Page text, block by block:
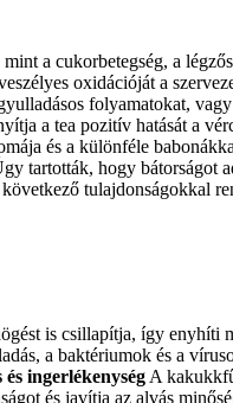
a cukorbetegség, a
oxidációját a
folyamatokat,
a tea pozitív hatását a
és a különféle
tartották, hogy bátorságot
tulajdonságokkal
is csillapítja, így enyhíti
a baktériumok és a
és ingerlékenység A
és javítja az alvás